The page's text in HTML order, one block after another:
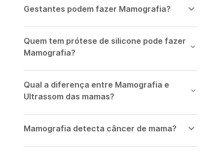
Gestantes podem fazer Mamografia?
Quem tem prótese de silicone pode fazer
Mamografia?
Qual a diferença entre Mamografia e
Ultrassom das mamas?
Mamografia detecta câncer de mama?